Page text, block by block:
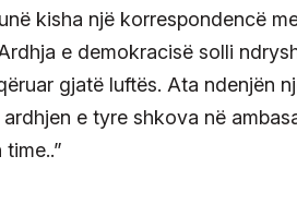
kisha një korrespondencë
e demokracisë solli
gjatë luftës. Ata ndenjën
e tyre shkova në